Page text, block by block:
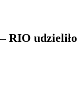
RIO udzieliło